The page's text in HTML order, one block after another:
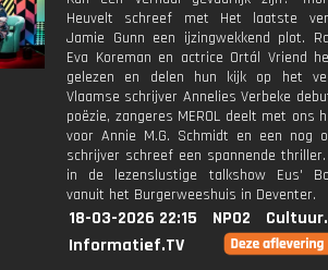
Heuvelt schreef met Het laatste
Jamie Gunn een ijzingwekkend plot.
Eva Koreman en actrice Ortál Vriend
gelezen en delen hun kijk op het
Vlaamse schrijver Annelies Verbeke
poëzie, zangeres MEROL deelt met ons
voor Annie M.G. Schmidt en een nog
schrijver schreef een spannende
in de lezenslustige talkshow Eus'
vanuit het Burgerweeshuis in Deventer.
18-03-2026 22:15 NPO2
Informatief.TV